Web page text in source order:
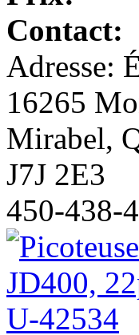
Contact:
Adresse:
16265
Mirabel,
J7J 2E3
450-438-